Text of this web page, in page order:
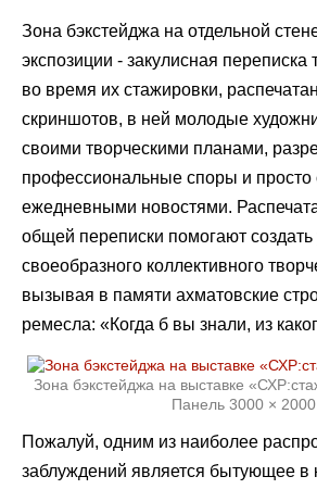
Зона бэкстейджа на отдельной
экспозиции - закулисная переписка
во время их стажировки,
скриншотов, в ней молодые
своими творческими планами,
профессиональные споры и просто
ежедневными новостями.
общей переписки помогают создать
своеобразного коллективного
вызывая в памяти ахматовские
ремесла: «Когда б вы знали, из
Зона бэкстейджа на выставке
Панель 3000 × 2000
Пожалуй, одним из наиболее
заблуждений является бытующее в